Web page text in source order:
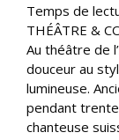
Temps de
THÉÂTRE &
Au théâtre de
douceur au
lumineuse.
pendant
chanteuse